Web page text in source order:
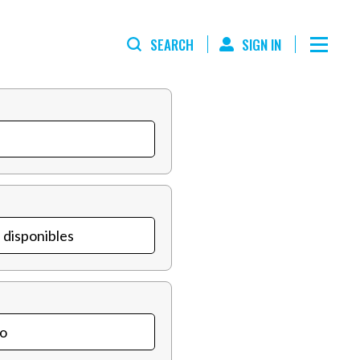
SEARCH SIGN IN